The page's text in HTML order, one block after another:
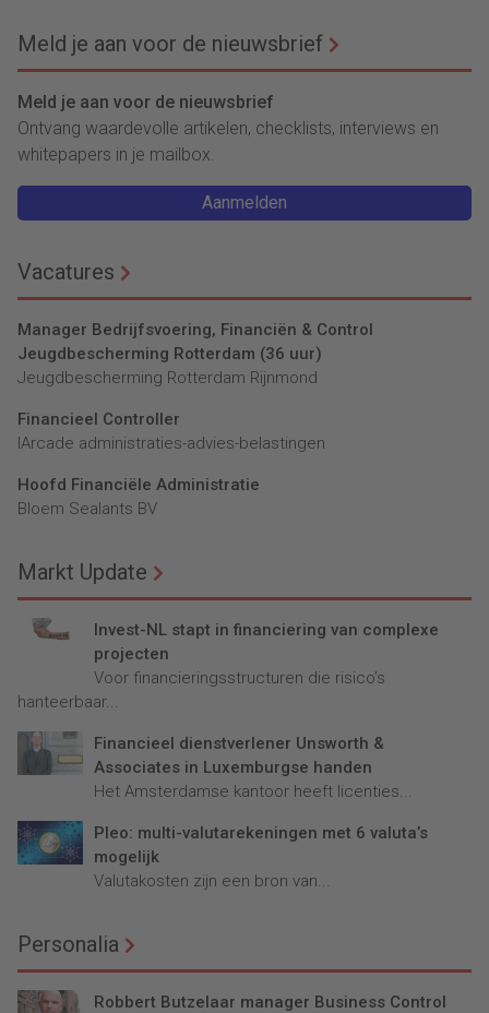
Meld je aan voor de nieuwsbrief
Meld je aan voor de nieuwsbrief
Ontvang waardevolle artikelen, checklists, interviews en
whitepapers in je mailbox.
Aanmelden
Vacatures
Manager Bedrijfsvoering, Financiën & Control
Jeugdbescherming Rotterdam (36 uur)
Jeugdbescherming Rotterdam Rijnmond
Financieel Controller
lArcade administraties-advies-belastingen
Hoofd Financiële Administratie
Bloem Sealants BV
Markt Update
Invest-NL stapt in financiering van complexe
projecten
Voor financieringsstructuren die risico’s
hanteerbaar...
Financieel dienstverlener Unsworth &
Associates in Luxemburgse handen
Het Amsterdamse kantoor heeft licenties...
Pleo: multi-valutarekeningen met 6 valuta’s
mogelijk
Valutakosten zijn een bron van...
Personalia
Robbert Butzelaar manager Business Control